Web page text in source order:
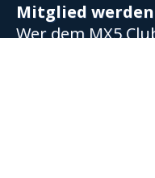
Mitglied werden
Wer dem MX5